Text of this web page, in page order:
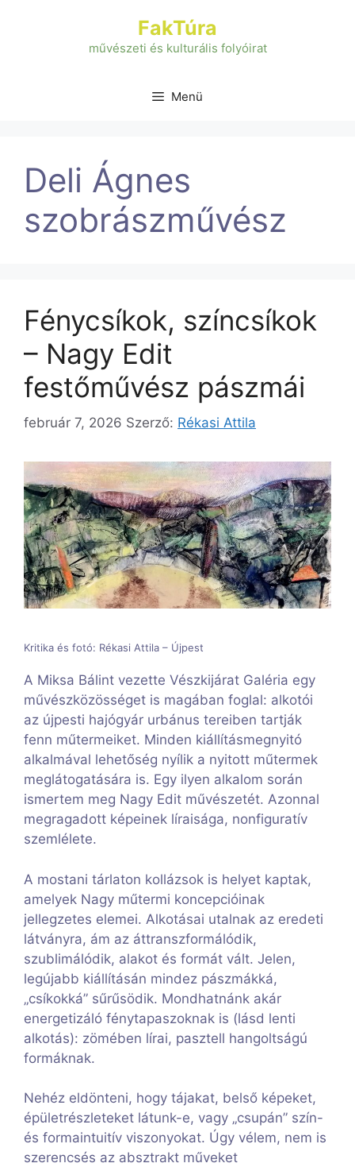
FakTúra
művészeti és kulturális folyóirat
Menü
Deli Ágnes
szobrászművész
Fénycsíkok, színcsíkok
– Nagy Edit
festőművész pászmái
február 7, 2026 Szerző: Rékasi Attila
Kritika és fotó: Rékasi Attila – Újpest
A Miksa Bálint vezette Vészkijárat Galéria egy
művészközösséget is magában foglal: alkotói
az újpesti hajógyár urbánus tereiben tartják
fenn műtermeiket. Minden kiállításmegnyitó
alkalmával lehetőség nyílik a nyitott műtermek
meglátogatására is. Egy ilyen alkalom során
ismertem meg Nagy Edit művészetét. Azonnal
megragadott képeinek líraisága, nonfiguratív
szemlélete.
A mostani tárlaton kollázsok is helyet kaptak,
amelyek Nagy műtermi koncepcióinak
jellegzetes elemei. Alkotásai utalnak az eredeti
látványra, ám az áttranszformálódik,
szublimálódik, alakot és formát vált. Jelen,
legújabb kiállításán mindez pászmákká,
„csíkokká” sűrűsödik. Mondhatnánk akár
energetizáló fénytapaszoknak is (lásd lenti
alkotás): zömében lírai, pasztell hangoltságú
formáknak.
Nehéz eldönteni, hogy tájakat, belső képeket,
épületrészleteket látunk-e, vagy „csupán” szín-
és formaintuitív viszonyokat. Úgy vélem, nem is
szerencsés az absztrakt műveket